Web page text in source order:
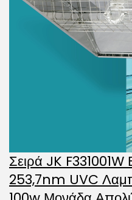
Σειρά JK
253,7nm UVC